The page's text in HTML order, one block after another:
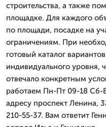
строительства, а также
площадке. Для каждого
по площади, посадке на
ограничениям. При
готовый каталог
индивидуального уровня,
отвечало конкретным
работаем Пн-Пт 09-18 Сб-
адресу проспект Ленина,
210-55-37. Вам ответит